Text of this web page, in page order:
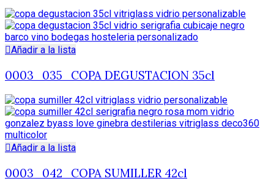
Añadir a la lista
0003_035_COPA DEGUSTACION 35cl
Añadir a la lista
0003_042_COPA SUMILLER 42cl